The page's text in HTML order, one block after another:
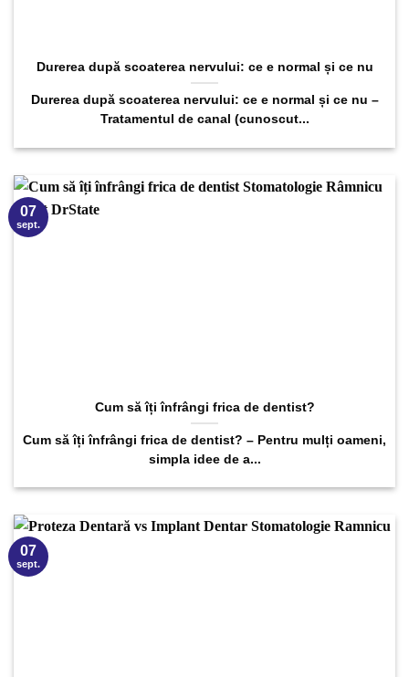
Durerea după scoaterea nervului: ce e normal și ce nu
Durerea după scoaterea nervului: ce e normal și ce nu –
Tratamentul de canal (cunoscut...
Cum să îți înfrângi frica de dentist?
Cum să îți înfrângi frica de dentist? – Pentru mulți oameni,
simpla idee de a...
07
sept.
07
sept.